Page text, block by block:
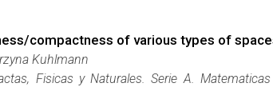
compactness of various types of
Kuhlmann
Fisicas y Naturales. Serie A. Matematicas